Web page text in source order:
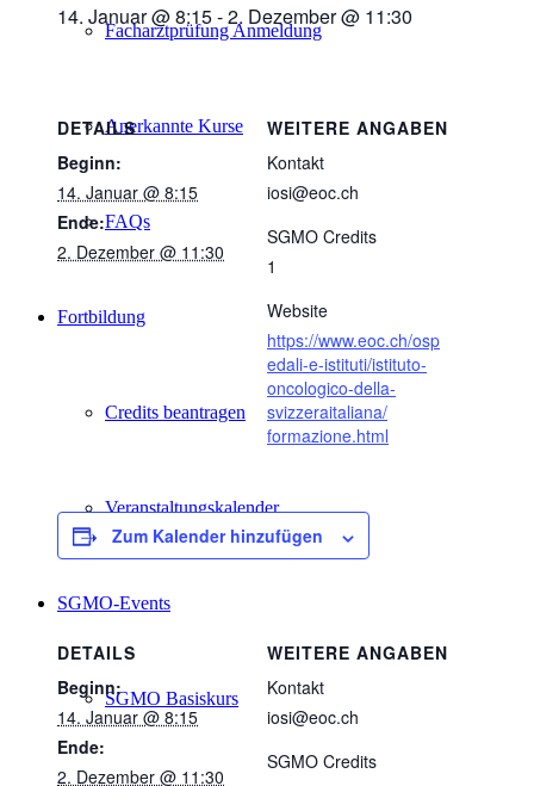
Facharztprüfung Anmeldung
Anerkannte Kurse
FAQs
Fortbildung
Credits beantragen
Veranstaltungskalender
SGMO-Events
SGMO Basiskurs
14. Januar @ 8:15-2. Dezember @ 11:30
DETAILS
Beginn:
14. Januar @ 8:15
Ende:
2. Dezember @ 11:30
WEITERE ANGABEN
Kontakt
iosi@eoc.ch
SGMO Credits
1
Website
https://www.eoc.ch/osp
edali-e-istituti/istituto-
oncologico-della-
svizzeraitaliana/
formazione.html
Zum Kalender hinzufügen
DETAILS
Beginn:
14. Januar @ 8:15
Ende:
2. Dezember @ 11:30
WEITERE ANGABEN
Kontakt
iosi@eoc.ch
SGMO Credits